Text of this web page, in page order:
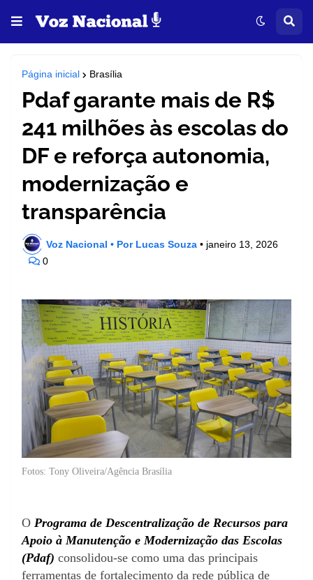
Página inicial Brasília
Pdaf garante mais de R$
241 milhões às escolas do
DF e reforça autonomia,
modernização e
transparência
Voz Nacional • Por Lucas Souza • janeiro 13, 2026
0
Fotos: Tony Oliveira/Agência Brasília
O Programa de Descentralização de Recursos para
Apoio à Manutenção e Modernização das Escolas
(Pdaf) consolidou-se como uma das principais
ferramentas de fortalecimento da rede pública de